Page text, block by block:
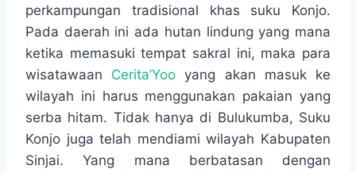
perkampungan tradisional khas suku Konjo.
Pada daerah ini ada hutan lindung yang mana
ketika memasuki tempat sakral ini, maka para
wisatawaan Cerita’Yoo yang akan masuk ke
wilayah ini harus menggunakan pakaian yang
serba hitam. Tidak hanya di Bulukumba, Suku
Konjo juga telah mendiami wilayah Kabupaten
Sinjai. Yang mana berbatasan dengan